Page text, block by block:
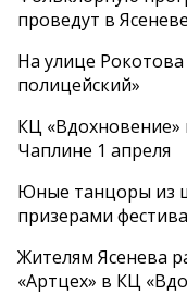
проведут в
На улице
полицейский»
КЦ
Чаплине 1 апреля
Юные танцоры из
призерами
Жителям Ясенева
«Артцех» в КЦ